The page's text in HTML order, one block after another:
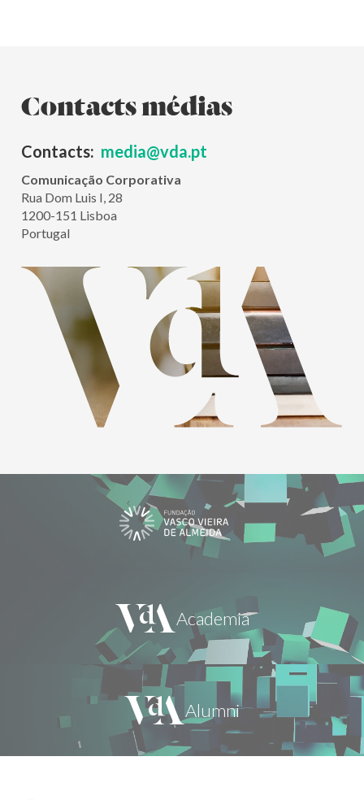
Contacts médias
Contacts: media@vda.pt
Comunicação Corporativa
Rua Dom Luis I, 28
1200-151 Lisboa
Portugal